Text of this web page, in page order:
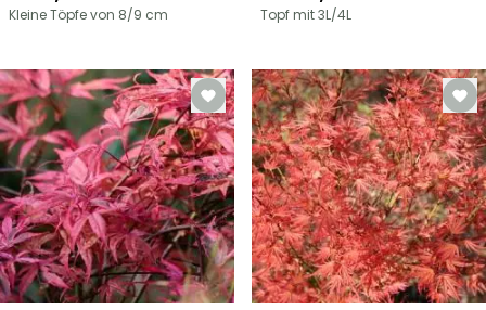
Kleine Töpfe von 8/9 cm Topf mit 3L/4L